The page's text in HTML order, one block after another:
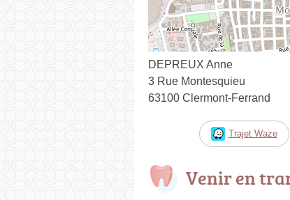
DEPREUX Anne
3 Rue Montesquieu
63100 Clermont-Ferrand
Trajet Waze
Venir en